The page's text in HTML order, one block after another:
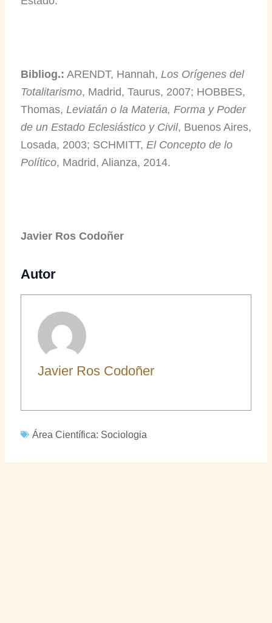
Bibliog.: ARENDT, Hannah, Los Orígenes del
Totalitarismo, Madrid, Taurus, 2007; HOBBES,
Thomas, Leviatán o la Materia, Forma y Poder
de un Estado Eclesiástico y Civil, Buenos Aires,
Losada, 2003; SCHMITT, El Concepto de lo
Político, Madrid, Alianza, 2014.
Javier Ros Codoñer
Autor
Javier Ros Codoñer
Área Científica: Sociologia